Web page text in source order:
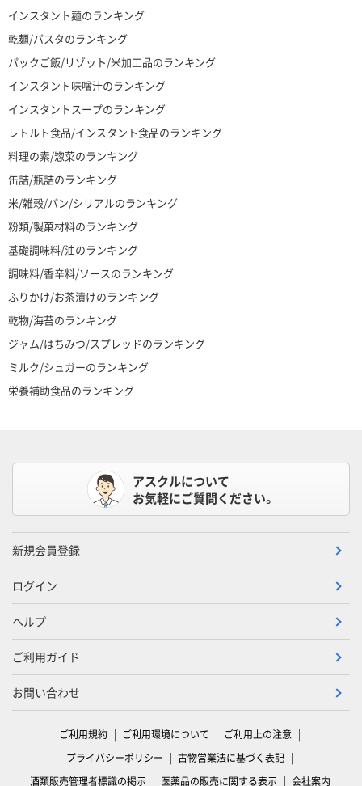
インスタント麺のランキング
乾麺/パスタのランキング
パックご飯/リゾット/米加工品のランキング
インスタント味噌汁のランキング
インスタントスープのランキング
レトルト食品/インスタント食品のランキング
料理の素/惣菜のランキング
缶詰/瓶詰のランキング
米/雑穀/パン/シリアルのランキング
粉類/製菓材料のランキング
基礎調味料/油のランキング
調味料/香辛料/ソースのランキング
ふりかけ/お茶漬けのランキング
乾物/海苔のランキング
ジャム/はちみつ/スプレッドのランキング
ミルク/シュガーのランキング
栄養補助食品のランキング
アスクルについて
お気軽にご質問ください。
新規会員登録
ログイン
ヘルプ
ご利用ガイド
お問い合わせ
ご利用規約 ご利用環境について
ご利用上の注意
プライバシーポリシー
古物営業法に基づく表記
酒類販売管理者標識の掲示
医薬品の販売に関する表示 会社案内